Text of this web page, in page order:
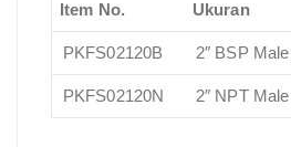
Item No. Ukuran
PKFS02120B 2″ BSP
PKFS02120N 2″ NPT